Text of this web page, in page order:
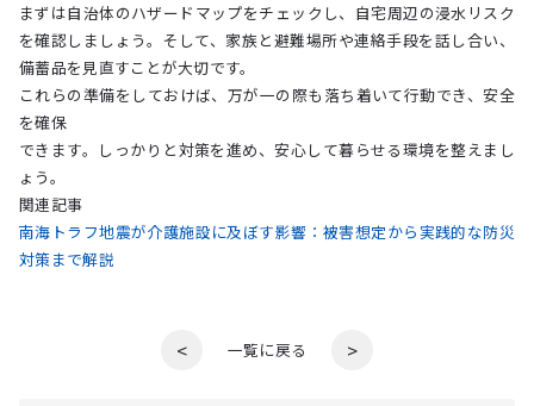
まずは自治体のハザードマップをチェックし、自宅周辺の浸水リスク
を確認しましょう。そして、家族と避難場所や連絡手段を話し合い、
備蓄品を見直すことが大切です。
これらの準備をしておけば、万が一の際も落ち着いて行動でき、安全
を確保
できます。しっかりと対策を進め、安心して暮らせる環境を整えまし
ょう。
関連記事
南海トラフ地震が介護施設に及ぼす影響：被害想定から実践的な防災
対策まで解説
< 一覧に戻る >